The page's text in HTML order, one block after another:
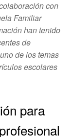
con
Familiar
han tenido
de
de los temas
escolares
para